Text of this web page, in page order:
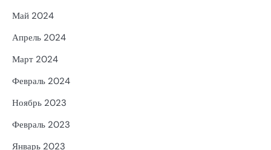
Май 2024
Апрель 2024
Март 2024
Февраль 2024
Ноябрь 2023
Февраль 2023
Январь 2023